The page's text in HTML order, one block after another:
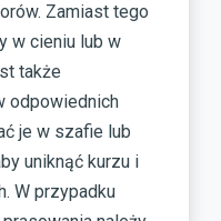
Zamiast tego
w cieniu lub w
także
odpowiednich
je w szafie lub
uniknąć kurzu i
W przypadku